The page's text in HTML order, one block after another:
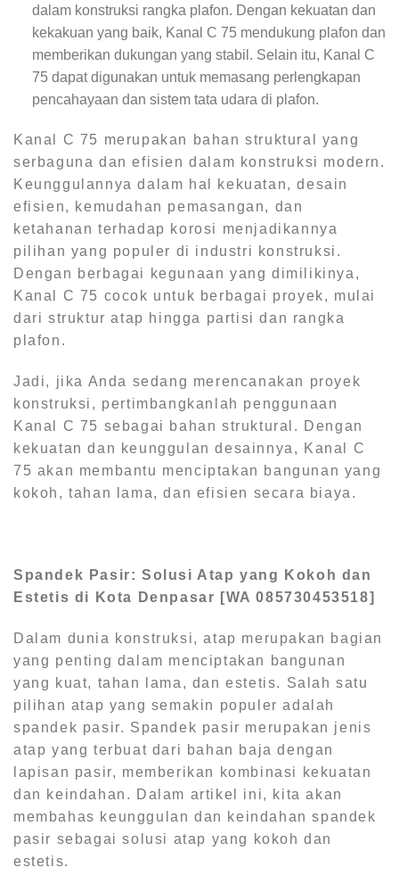
dalam konstruksi rangka plafon. Dengan kekuatan dan
kekakuan yang baik, Kanal C 75 mendukung plafon dan
memberikan dukungan yang stabil. Selain itu, Kanal C
75 dapat digunakan untuk memasang perlengkapan
pencahayaan dan sistem tata udara di plafon.
Kanal C 75 merupakan bahan struktural yang
serbaguna dan efisien dalam konstruksi modern.
Keunggulannya dalam hal kekuatan, desain
efisien, kemudahan pemasangan, dan
ketahanan terhadap korosi menjadikannya
pilihan yang populer di industri konstruksi.
Dengan berbagai kegunaan yang dimilikinya,
Kanal C 75 cocok untuk berbagai proyek, mulai
dari struktur atap hingga partisi dan rangka
plafon.
Jadi, jika Anda sedang merencanakan proyek
konstruksi, pertimbangkanlah penggunaan
Kanal C 75 sebagai bahan struktural. Dengan
kekuatan dan keunggulan desainnya, Kanal C
75 akan membantu menciptakan bangunan yang
kokoh, tahan lama, dan efisien secara biaya.
Spandek Pasir: Solusi Atap yang Kokoh dan
Estetis di Kota Denpasar [WA 085730453518]
Dalam dunia konstruksi, atap merupakan bagian
yang penting dalam menciptakan bangunan
yang kuat, tahan lama, dan estetis. Salah satu
pilihan atap yang semakin populer adalah
spandek pasir. Spandek pasir merupakan jenis
atap yang terbuat dari bahan baja dengan
lapisan pasir, memberikan kombinasi kekuatan
dan keindahan. Dalam artikel ini, kita akan
membahas keunggulan dan keindahan spandek
pasir sebagai solusi atap yang kokoh dan
estetis.